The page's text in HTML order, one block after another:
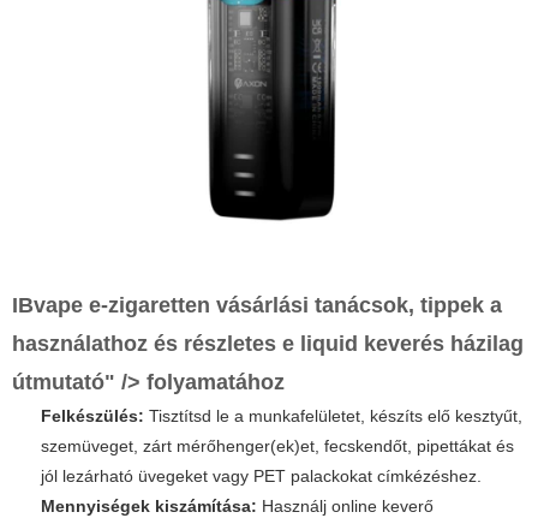
IBvape e-zigaretten vásárlási tanácsok, tippek a
használathoz és részletes e liquid keverés házilag
útmutató" /> folyamatához
Felkészülés: Tisztítsd le a munkafelületet, készíts elő kesztyűt,
szemüveget, zárt mérőhenger(ek)et, fecskendőt, pipettákat és
jól lezárható üvegeket vagy PET palackokat címkézéshez.
Mennyiségek kiszámítása: Használj online keverő